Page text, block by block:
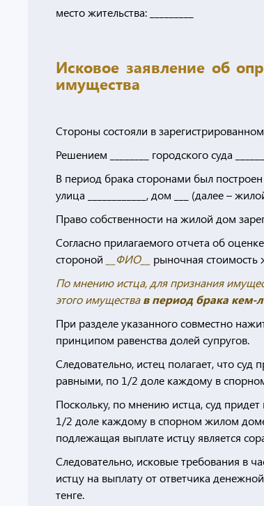
место жительства: _________
Исковое заявление об
имущества
Стороны состояли в зарегистрированном
Решением ________ городского суда
В период брака сторонами был построен
улица ____________, дом ___ (далее –
Право собственности на жилой дом
Согласно прилагаемого отчета об
стороной
__ФИО__
рыночная стоимость
По мнению истца, для признания
этого имуществав период брака кем-
При разделе указанного совместно
принципом равенства долей супругов.
Следовательно, истец полагает, что
равными, по 1/2 доле каждому в
Поскольку, по мнению истца, суд
1/2 доле каждому в спорном жилом
подлежащая выплате истцу является
Следовательно, исковые требования в
истцу на выплату от ответчика
тенге.